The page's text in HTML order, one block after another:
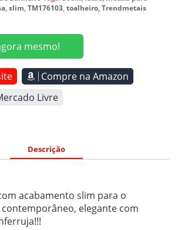
,slim,TM176103,toalheiro,Trendmetais
mesmo!
Compre na Amazon
Livre
Descrição
acabamento slim para o
elegante com